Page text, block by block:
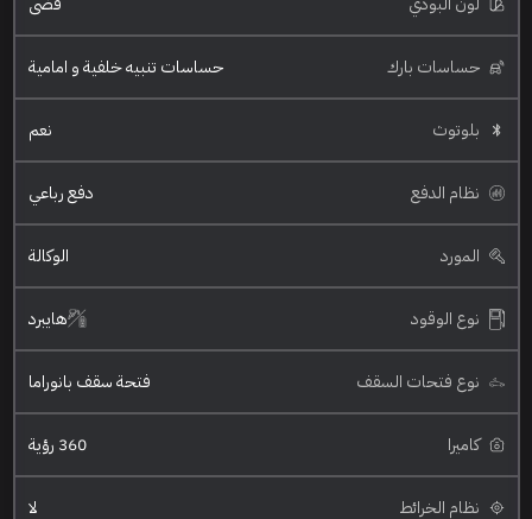
حساسات بارك حساسات تنبيه خلفية و امامية
بلوتوث نعم
نظام الدفع دفع رباعي
المورد الوكالة
نوع الوقود هايبرد
نوع فتحات السقف فتحة سقف بانوراما
كاميرا 360 رؤية
نظام الخرائط لا